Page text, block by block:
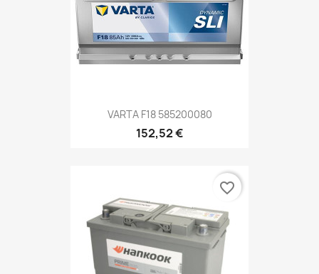
VARTA F18 585200080
152,52 €
favorite_border